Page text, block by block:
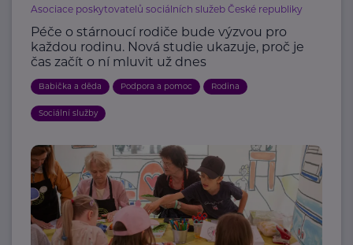
Asociace poskytovatelů sociálních služeb České republiky
Péče o stárnoucí rodiče bude výzvou pro
každou rodinu. Nová studie ukazuje, proč je
čas začít o ní mluvit už dnes
Babička a děda Podpora a pomoc Rodina
Sociální služby